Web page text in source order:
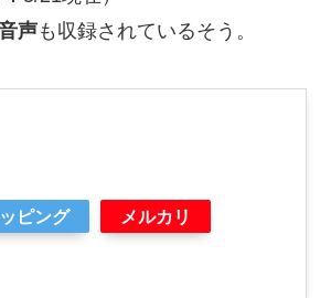
声も収録されているそう。
ピング メルカリ